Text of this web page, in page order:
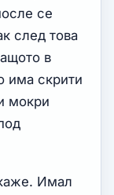
се
след това
в
има скрити
мокри
Имал